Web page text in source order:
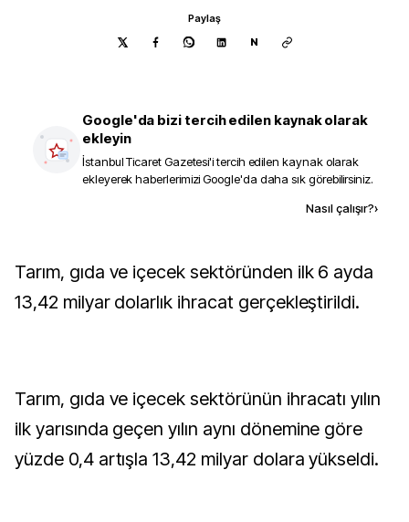
Paylaş
N
Google'da bizi tercih edilen kaynak olarak
ekleyin
İstanbul Ticaret Gazetesi'i tercih edilen kaynak olarak
ekleyerek haberlerimizi Google'da daha sık görebilirsiniz.
Nasıl çalışır?›
Tarım, gıda ve içecek sektöründen ilk 6 ayda
13,42 milyar dolarlık ihracat gerçekleştirildi.
Tarım, gıda ve içecek sektörünün ihracatı yılın
ilk yarısında geçen yılın aynı dönemine göre
yüzde 0,4 artışla 13,42 milyar dolara yükseldi.